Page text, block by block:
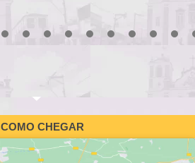
COMO CHEGAR